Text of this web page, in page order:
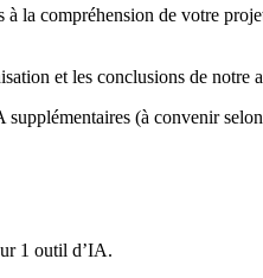
la compréhension de votre
et les conclusions de notre
(à convenir
1 outil d’IA.